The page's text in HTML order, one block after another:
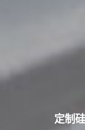
定制